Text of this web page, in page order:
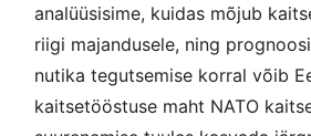
analüüsisime, kuidas mõjub
riigi majandusele, ning
nutika tegutsemise korral võib
kaitsetööstuse maht NATO